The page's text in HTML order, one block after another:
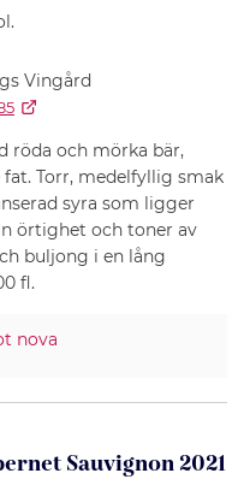
Vingård
röda och mörka bär,
Torr, medelfyllig smak
syra som ligger
örtighet och toner av
buljong i en lång
fl.
nova
Sauvignon 2021